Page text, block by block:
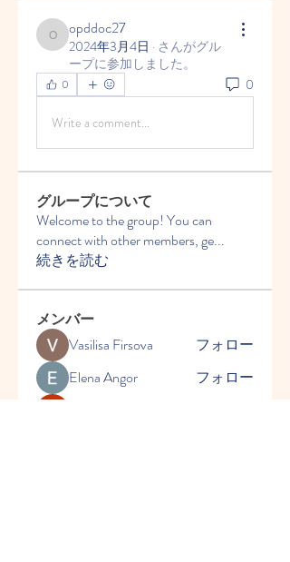
opddoc27
opddoc27
2024年3月4日 · さんがグル
ープに参加しました。
0 0
Write a comment...
グループについて
Welcome to the group! You can
connect with other members, ge...
続きを読む
メンバー
Vasilisa Firsova
フォロー
Elena Angor
フォロー